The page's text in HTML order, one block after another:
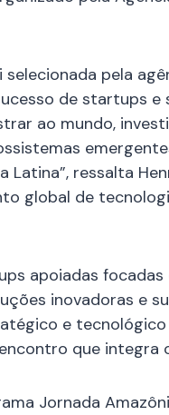
pela
de startups e
ao mundo,
ressalta
global de
apoiadas focadas
inovadoras e
e
que integra
Jornada